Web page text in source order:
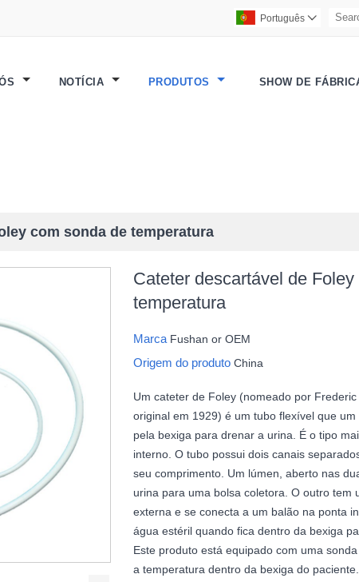
Português 
NOTÍCIA PRODUTOS SHOW DE
com sonda de temperatura
Cateter descartável de
temperatura
Marca Fushan or OEM
Origem do produtoChina
Um cateter de Foley (nomeado por
original em 1929) é um tubo flexível que
pela bexiga para drenar a urina. É o tipo
interno. O tubo possui dois canais
seu comprimento. Um lúmen, aberto nas
urina para uma bolsa coletora. O outro tem
externa e se conecta a um balão na ponta
água estéril quando fica dentro da bexiga
Este produto está equipado com uma
a temperatura dentro da bexiga do paciente.